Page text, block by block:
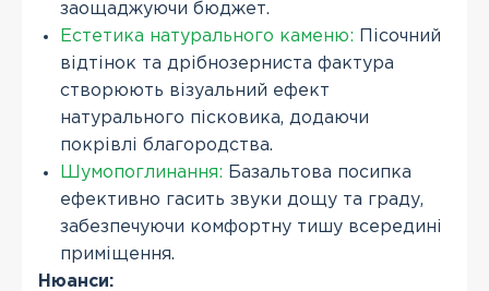
заощаджуючи бюджет.
Естетика натурального каменю: Пісочний
відтінок та дрібнозерниста фактура
створюють візуальний ефект
натурального пісковика, додаючи
покрівлі благородства.
Шумопоглинання: Базальтова посипка
ефективно гасить звуки дощу та граду,
забезпечуючи комфортну тишу всередині
приміщення.
Нюанси: